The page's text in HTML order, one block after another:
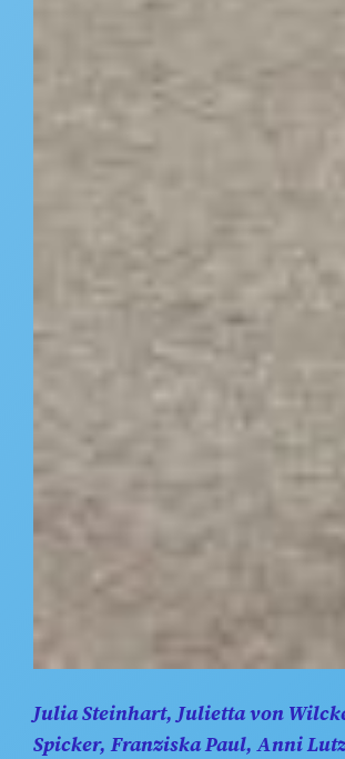
Julia Steinhart, Julietta von
Spicker, Franziska Paul, Anni